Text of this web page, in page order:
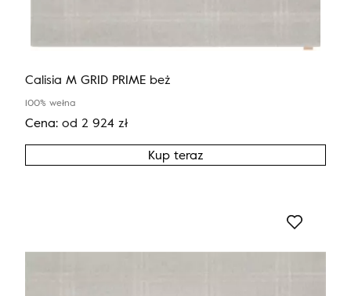
Calisia M GRID PRIME beż
100% wełna
Cena: od 2 924 zł
Kup teraz